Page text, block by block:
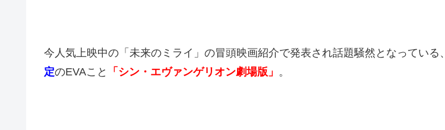
今人気上映中の「未来のミライ」の冒頭映画紹介で発表され話題騒然となっている、
定のEVAこと 「シン・エヴァンゲリオン劇場版」 。